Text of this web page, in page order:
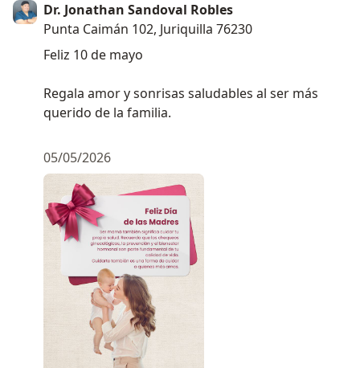
Dr. Jonathan Sandoval Robles
Punta Caimán 102, Juriquilla 76230
Feliz 10 de mayo
Regala amor y sonrisas saludables al ser más
querido de la familia.
05/05/2026